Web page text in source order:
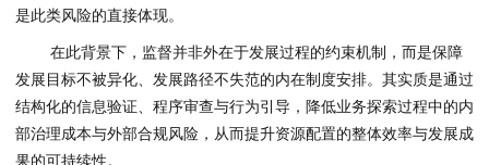
是此类风险的直接体现。
在此背景下，监督并非外在于发展过程的约束机制，而是保障
发展目标不被异化、发展路径不失范的内在制度安排。其实质是通过
结构化的信息验证、程序审查与行为引导，降低业务探索过程中的内
部治理成本与外部合规风险，从而提升资源配置的整体效率与发展成
果的可持续性。